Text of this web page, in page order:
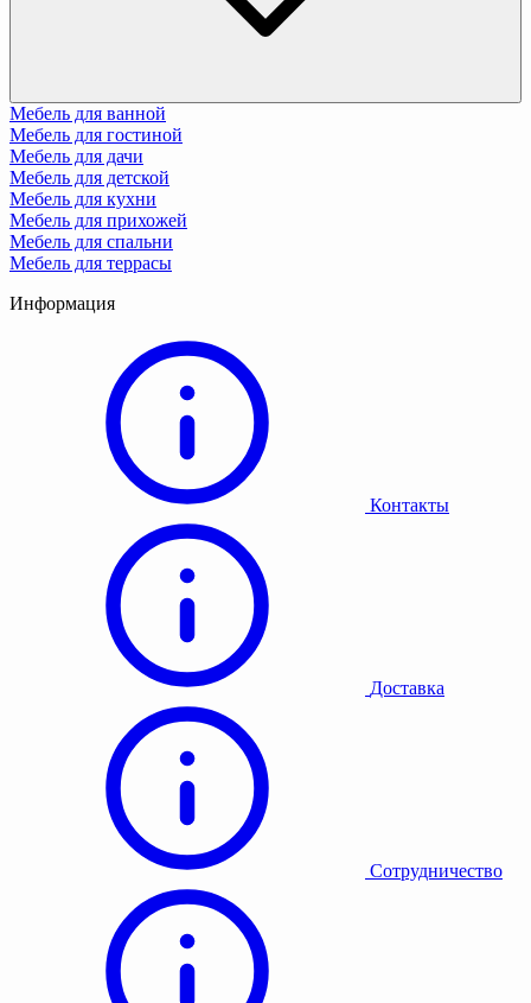
Мебель для ванной
Мебель для гостиной
Мебель для дачи
Мебель для детской
Мебель для кухни
Мебель для прихожей
Мебель для спальни
Мебель для террасы
Информация
Контакты
Доставка
Сотрудничество